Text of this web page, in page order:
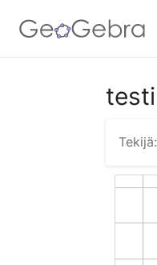
testi
Tekijä: